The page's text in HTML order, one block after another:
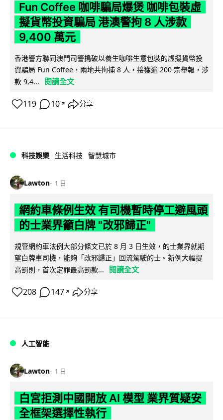
Fun Coffee 咖啡騙局爆煲 咖啡包裝虛
擬貨幣投資騙局 港澳警拘 8 人涉款
9,400 萬元
香港警方聯同澳門司警搗破以養生咖啡生意包裝的虛擬貨幣投
資騙局 Fun Coffee，兩地共拘捕 8 人，接獲逾 200 宗舉報，涉
款 9,4...
閱讀全文
119 10 ↗ 分享
科技娛樂 生活科技 智慧城市
Lawton 1 日
網約車條例生效 有司機暫時停工避風頭
的士業界籲白牌 "改邪歸正"
規管網約車法例大部分條文已於 8 月 3 日生效，的士業界就期
望白牌車司機，能夠「改邪歸正」回流駕駛的士。新例大幅提
高罰則，首次定罪最高罰款...
閱讀全文
208 147 ↗ 分享
人工智能
Lawton 1 日
白宮拒測中國開放 AI 模型 業界質疑安
全框架選擇性執行